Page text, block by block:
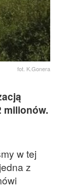
fot. K.Gonera
milionów.
w tej
z